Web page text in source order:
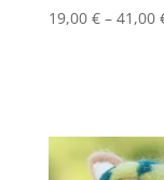
19,00 €– 41,00